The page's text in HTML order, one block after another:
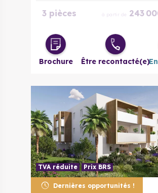
3 pièces à partir de 243
4 pièces à partir de 315
Brochure Être recontacté(e)
Dernières opportunités !
TVA réduite Prix BRS
34970 Lattes